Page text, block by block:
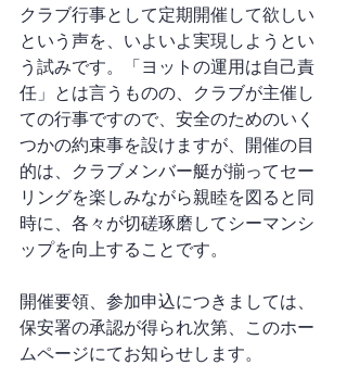
クラブ行事として定期開催して欲しい
という声を、いよいよ実現しようとい
う試みです。「ヨットの運用は自己責
任」とは言うものの、クラブが主催し
ての行事ですので、安全のためのいく
つかの約束事を設けますが、開催の目
的は、クラブメンバー艇が揃ってセー
リングを楽しみながら親睦を図ると同
時に、各々が切磋琢磨してシーマンシ
ップを向上することです。
開催要領、参加申込につきましては、
保安署の承認が得られ次第、このホー
ムページにてお知らせします。